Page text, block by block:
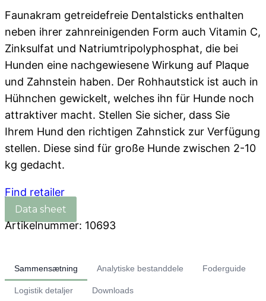
Faunakram getreidefreie Dentalsticks enthalten
neben ihrer zahnreinigenden Form auch Vitamin C,
Zinksulfat und Natriumtripolyphosphat, die bei
Hunden eine nachgewiesene Wirkung auf Plaque
und Zahnstein haben. Der Rohhautstick ist auch in
Hühnchen gewickelt, welches ihn für Hunde noch
attraktiver macht. Stellen Sie sicher, dass Sie
Ihrem Hund den richtigen Zahnstick zur Verfügung
stellen. Diese sind für große Hunde zwischen 2-10
kg gedacht.
Find retailer
Artikelnummer: 10693
Sammensætning Analytiske bestanddele Foderguide
Logistik detaljer Downloads